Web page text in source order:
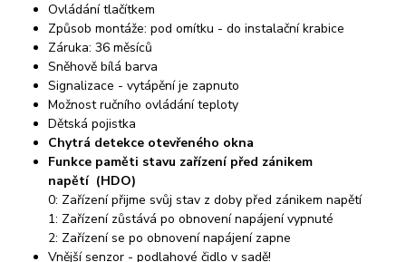
Ovládání tlačítkem
Způsob montáže: pod omítku - do instalační krabice
Záruka: 36 měsíců
Sněhově bílá barva
Signalizace - vytápění je zapnuto
Možnost ručního ovládání teploty
Dětská pojistka
Chytrá detekce otevřeného okna
Funkce paměti stavu zařízení před zánikem
napětí (HDO)
0: Zařízení přijme svůj stav z doby před zánikem napětí
1: Zařízení zůstává po obnovení napájení vypnuté
2: Zařízení se po obnovení napájení zapne
Vnější senzor - podlahové čidlo v sadě!